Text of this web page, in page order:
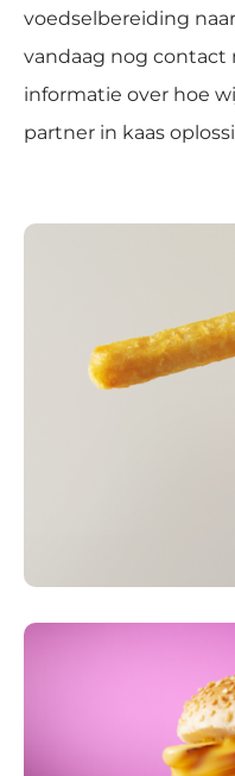
voedselbereiding
vandaag nog contact
informatie over hoe
partner in kaas